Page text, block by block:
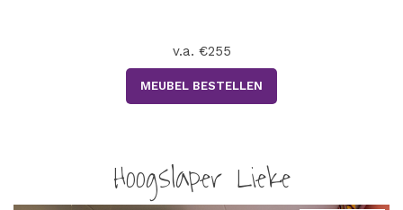
v.a. €255
MEUBEL BESTELLEN
Hoogslaper Lieke